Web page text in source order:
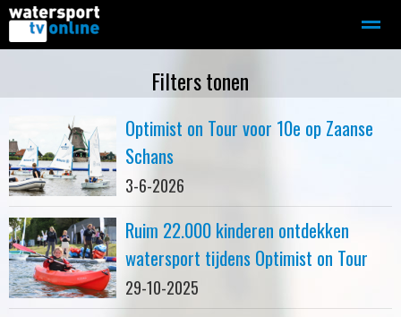
Motorboot-sloep Adverteren
Home
Filters tonen
Optimist on Tour voor 10e op Zaanse
Schans
3-6-2026
Ruim 22.000 kinderen ontdekken
watersport tijdens Optimist on Tour
29-10-2025